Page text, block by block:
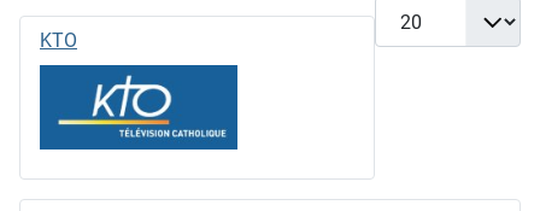
Afficher #
KTO